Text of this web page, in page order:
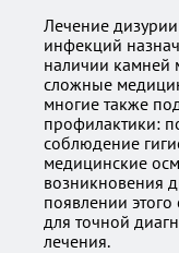
Лечение
инфекций
наличии камней
сложные
многие также
профилактики:
соблюдение
медицинские
возникновения
появлении этого
для точной
лечения.